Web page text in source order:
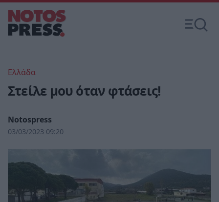
Ελλάδα
Στείλε μου όταν φτάσεις!
Notospress
03/03/2023 09:20